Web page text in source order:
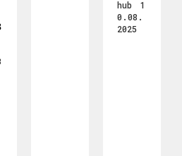
hub
1
0.08.
2025